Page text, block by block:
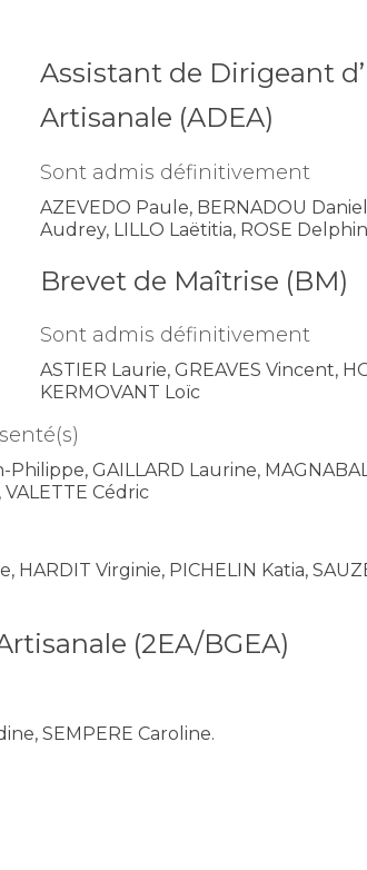
Assistant de Dirigeant
Artisanale (ADEA)
Sont admis définitivement
AZEVEDO Paule, BERNADOU
Audrey, LILLO Laëtitia, ROSE
Brevet de Maîtrise (BM)
Sont admis définitivement
ASTIER Laurie, GREAVES Vincent,
KERMOVANT Loïc
Philippe, GAILLARD Laurine,
Cédric
HARDIT Virginie, PICHELIN Katia,
(2EA/BGEA)
SEMPERE Caroline.